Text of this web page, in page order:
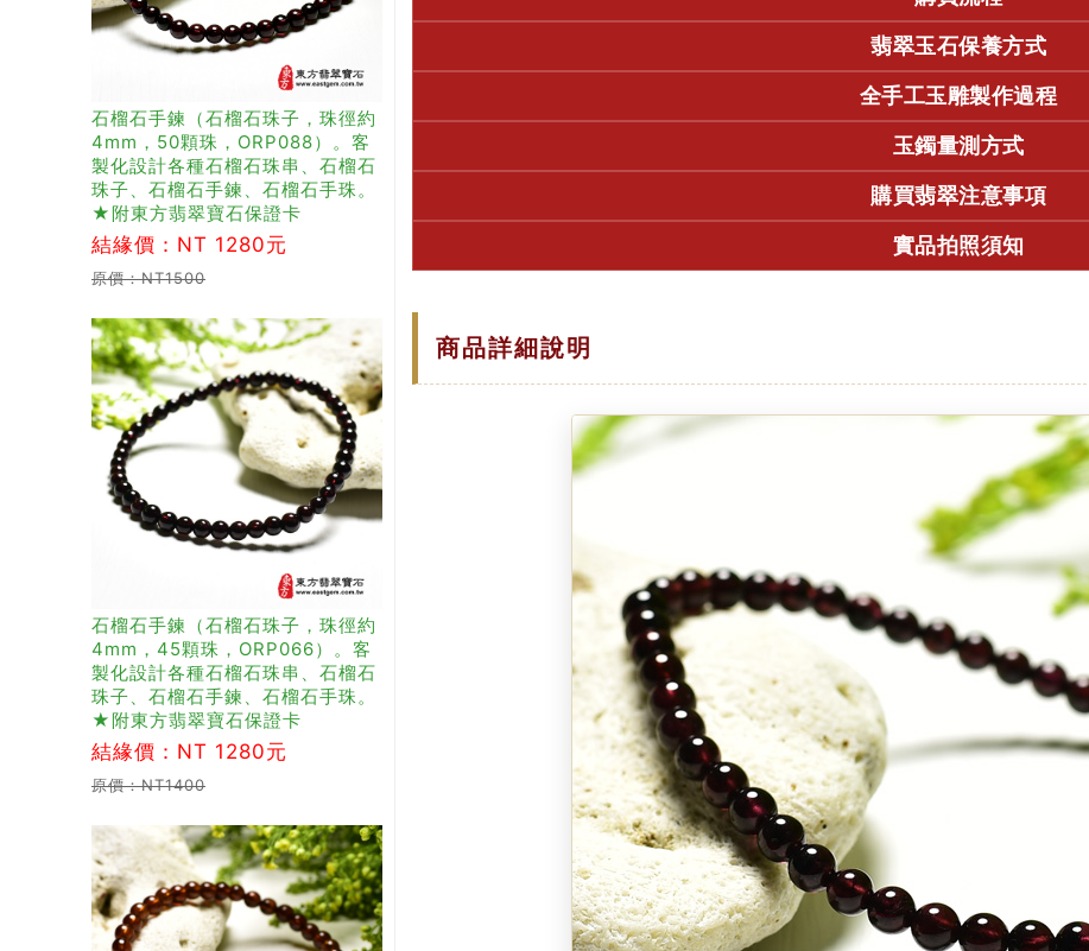
石榴石手鍊（石榴石珠子，珠徑約
4mm，50顆珠，ORP088）。客
製化設計各種石榴石珠串、石榴石
珠子、石榴石手鍊、石榴石手珠。
★附東方翡翠寶石保證卡
結緣價：NT 1280元
原價：NT1500
石榴石手鍊（石榴石珠子，珠徑約
4mm，45顆珠，ORP066）。客
製化設計各種石榴石珠串、石榴石
珠子、石榴石手鍊、石榴石手珠。
★附東方翡翠寶石保證卡
結緣價：NT 1280元
原價：NT1400
翡翠玉石保養方式
全手工玉雕製作過程
玉鐲量測方式
購買翡翠注意事項
實品拍照須知
商品詳細說明